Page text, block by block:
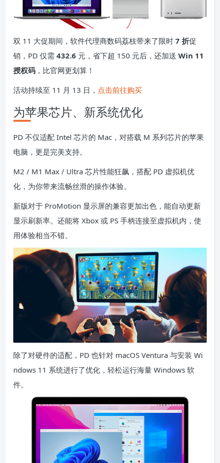
双 11 大促期间，软件代理商数码荔枝带来了限时 7 折促
销，PD 仅需 432.6 元，省下超 150 元后，还加送 Win 11
授权码 ，比官网更划算！
活动持续至 11 月 13 日， 点击前往购买
为苹果芯片、新系统优化
PD 不仅适配 Intel 芯片的 Mac，对搭载 M 系列芯片的苹果
电脑，更是完美支持。
M2 / M1 Max / Ultra 芯片性能狂飙，搭配 PD 虚拟机优
化，为你带来流畅丝滑的操作体验。
新版对于 ProMotion 显示屏的兼容更加出色，能自动更新
显示刷新率。还能将 Xbox 或 PS 手柄连接至虚拟机内，使
用体验相当不错。
除了对硬件的适配，PD 也针对 macOS Ventura 与安装 Wi
ndows 11 系统进行了优化，轻松运行海量 Windows 软
件。